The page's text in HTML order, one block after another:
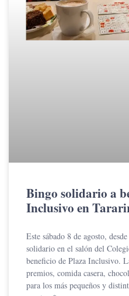
Bingo solidario a
Inclusivo en
Este sábado 8 de agosto,
solidario en el salón del
beneficio de Plaza Inclusivo.
premios, comida casera,
para los más pequeños y